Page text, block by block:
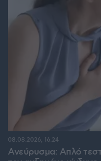
Ανεύρυσμα: Απλό τεστ
08.08.2026, 16:24